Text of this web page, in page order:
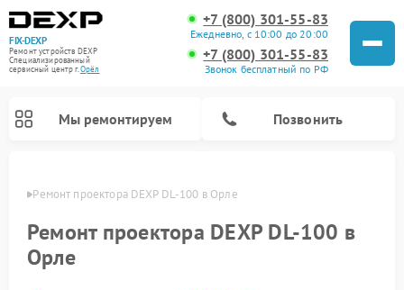
FIX-DEXP
Ремонт устройств DEXP
Специализированный
cервисный центр г.Орёл
+7 (800) 301-55-83
Ежедневно, с 10:00 до 20:00
+7 (800) 301-55-83
Звонок бесплатный по РФ
Мы ремонтируем Позвонить
Орле Ремонт проектора DEXP DL-100 в Орле
Ремонт проектора DEXP DL-100 в
Орле